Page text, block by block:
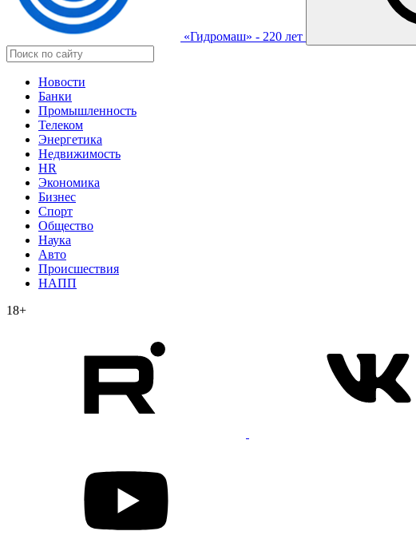
«Гидромаш» - 220 лет
Новости
Банки
Промышленность
Телеком
Энергетика
Недвижимость
HR
Экономика
Бизнес
Спорт
Общество
Наука
Авто
Происшествия
НАПП
18+